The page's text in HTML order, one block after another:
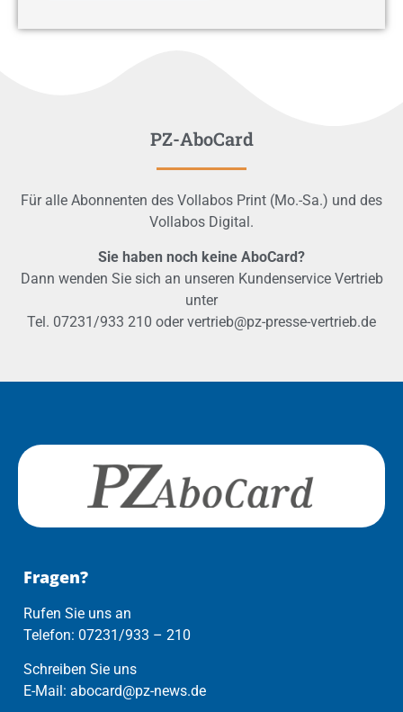
PZ-AboCard
Für alle Abonnenten des Vollabos Print (Mo.-Sa.) und des
Vollabos Digital.
Sie haben noch keine AboCard?
Dann wenden Sie sich an unseren Kundenservice Vertrieb
unter
Tel. 07231/933 210 oder vertrieb@pz-presse-vertrieb.de
Fragen?
Rufen Sie uns an
Telefon: 07231/933 – 210
Schreiben Sie uns
E-Mail: abocard@pz-news.de